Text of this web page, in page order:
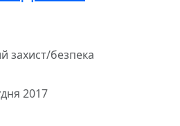
захист/безпека
2017